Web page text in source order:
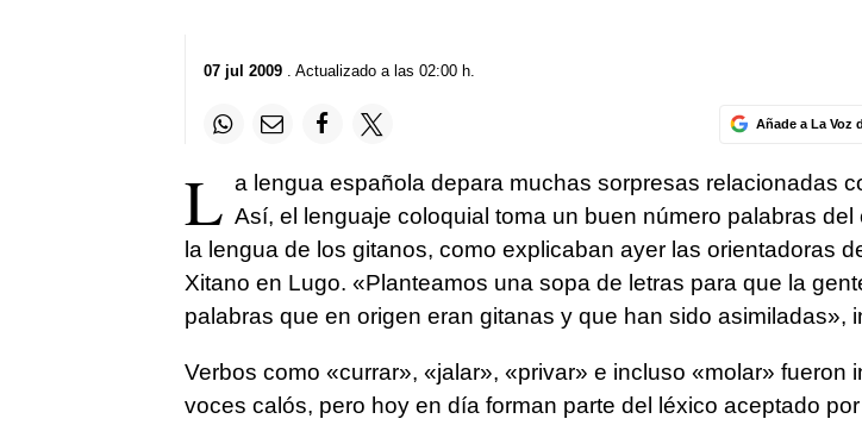
07 jul 2009. Actualizado a las 02:00 h.
Añade a La Voz
L a lengua española depara muchas sorpresas relacionadas
Así, el lenguaje coloquial toma un buen número palabras del
la lengua de los gitanos, como explicaban ayer las orientadoras
Xitano en Lugo. «Planteamos una sopa de letras para que la
palabras que en origen eran gitanas y que han sido asimiladas»,
Verbos como «currar», «jalar», «privar» e incluso «molar» fueron
voces calós, pero hoy en día forman parte del léxico aceptado por